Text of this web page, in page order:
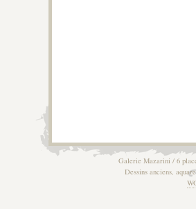
Galerie Mazarini / 6
Dessins anciens,